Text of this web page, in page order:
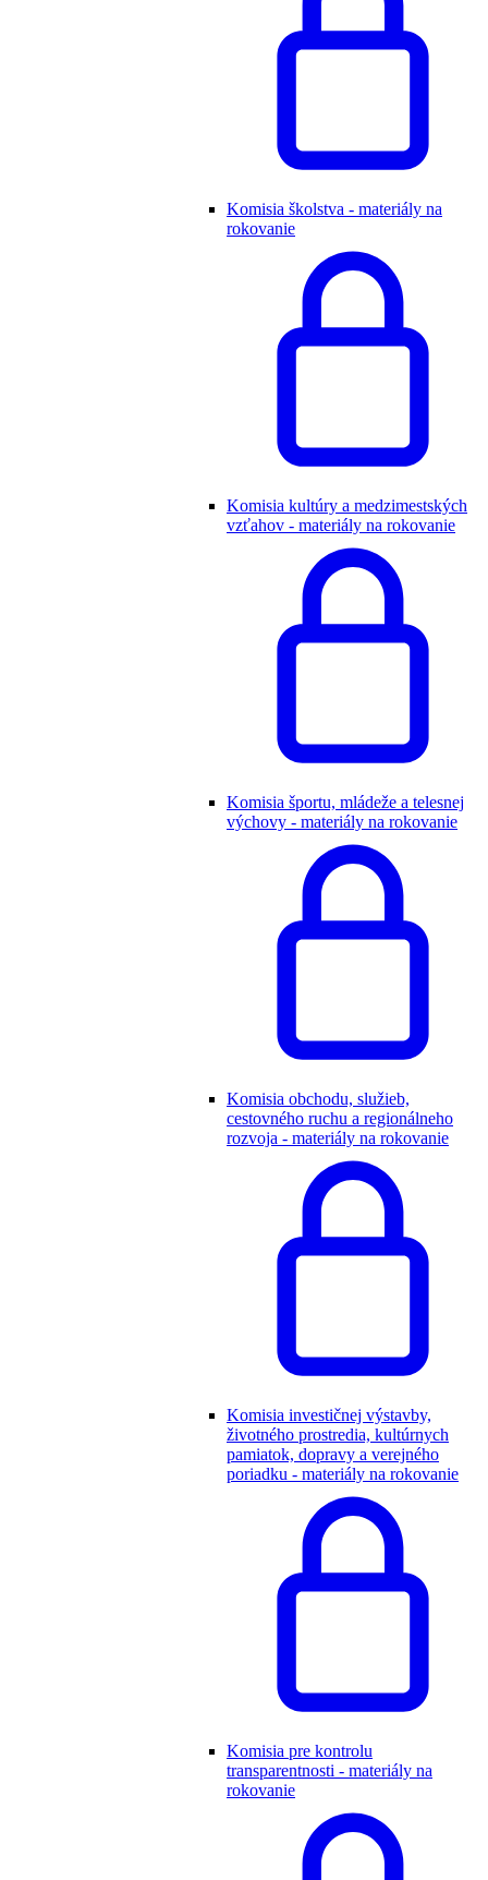
Komisia školstva - materiály na
rokovanie
Komisia kultúry a medzimestských
vzťahov - materiály na rokovanie
Komisia športu, mládeže a telesnej
výchovy - materiály na rokovanie
Komisia obchodu, služieb,
cestovného ruchu a regionálneho
rozvoja - materiály na rokovanie
Komisia investičnej výstavby,
životného prostredia, kultúrnych
pamiatok, dopravy a verejného
poriadku - materiály na rokovanie
Komisia pre kontrolu
transparentnosti - materiály na
rokovanie